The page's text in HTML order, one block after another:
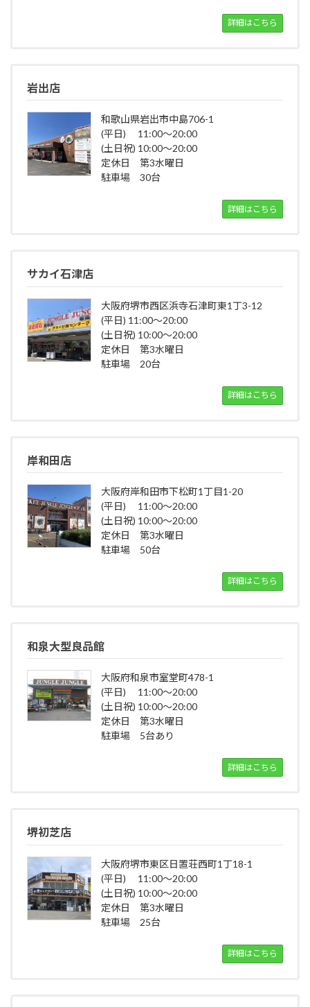
詳細はこちら
岩出店
和歌山県岩出市中島706-1
(平日) 11:00～20:00
(土日祝) 10:00～20:00
定休日 第3水曜日
駐車場 30台
詳細はこちら
サカイ石津店
大阪府堺市西区浜寺石津町東1丁3-12
(平日) 11:00～20:00
(土日祝) 10:00～20:00
定休日 第3水曜日
駐車場 20台
詳細はこちら
岸和田店
大阪府岸和田市下松町1丁目1-20
(平日) 11:00～20:00
(土日祝) 10:00～20:00
定休日 第3水曜日
駐車場 50台
詳細はこちら
和泉大型良品館
大阪府和泉市室堂町478-1
(平日) 11:00～20:00
(土日祝) 10:00～20:00
定休日 第3水曜日
駐車場 5台あり
詳細はこちら
堺初芝店
大阪府堺市東区日置荘西町1丁18-1
(平日) 11:00～20:00
(土日祝) 10:00～20:00
定休日 第3水曜日
駐車場 25台
詳細はこちら